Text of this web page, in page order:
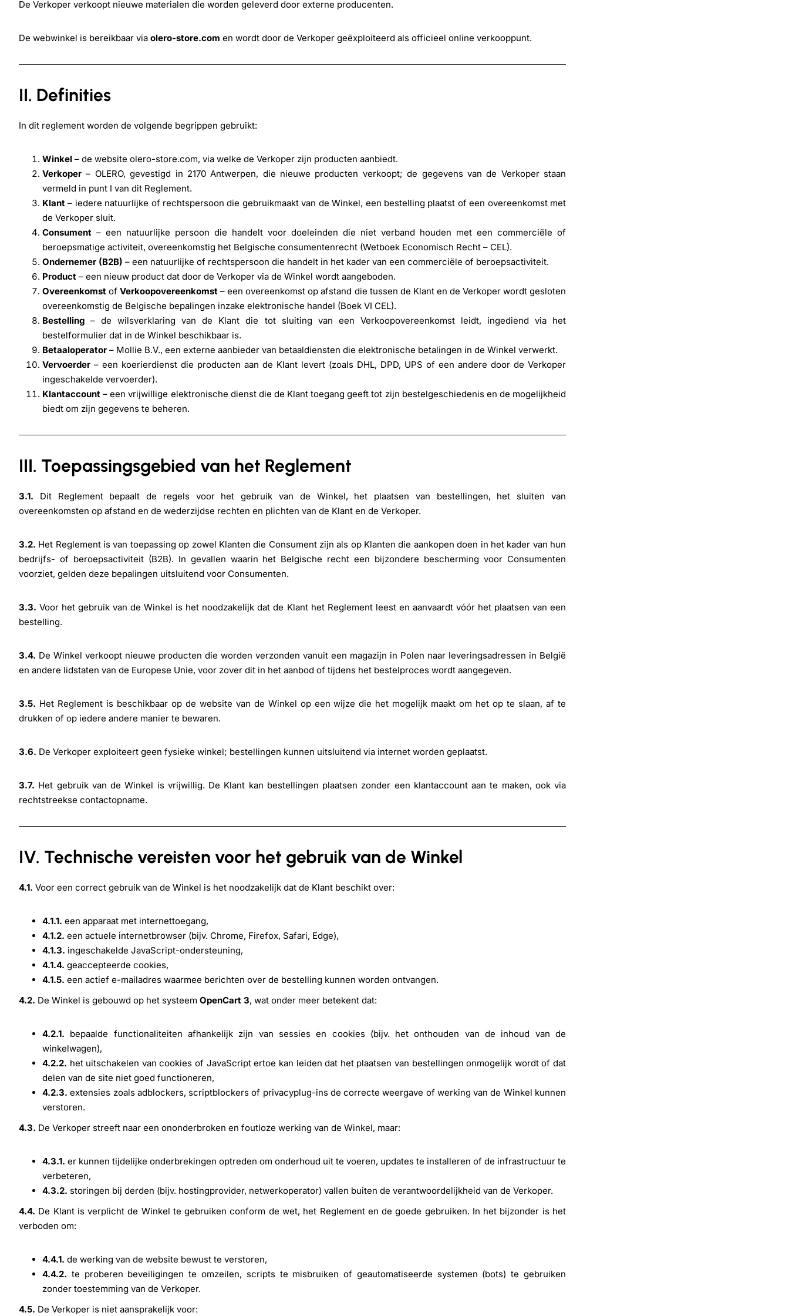
De Verkoper verkoopt nieuwe materialen die worden geleverd door externe producenten.
De webwinkel is bereikbaar via olero-store.com en wordt door de Verkoper geëxploiteerd als officieel online verkooppunt.
II. Definities
In dit reglement worden de volgende begrippen gebruikt:
Winkel – de website olero-store.com, via welke de Verkoper zijn producten aanbiedt.
Verkoper – OLERO, gevestigd in 2170 Antwerpen, die nieuwe producten verkoopt; de gegevens van de Verkoper staan
vermeld in punt I van dit Reglement.
Klant – iedere natuurlijke of rechtspersoon die gebruikmaakt van de Winkel, een bestelling plaatst of een overeenkomst met
de Verkoper sluit.
Consument – een natuurlijke persoon die handelt voor doeleinden die niet verband houden met een commerciële of
beroepsmatige activiteit, overeenkomstig het Belgische consumentenrecht (Wetboek Economisch Recht – CEL).
Ondernemer (B2B) – een natuurlijke of rechtspersoon die handelt in het kader van een commerciële of beroepsactiviteit.
Product – een nieuw product dat door de Verkoper via de Winkel wordt aangeboden.
Overeenkomst ofVerkoopovereenkomst – een overeenkomst op afstand die tussen de Klant en de Verkoper wordt gesloten
overeenkomstig de Belgische bepalingen inzake elektronische handel (Boek VI CEL).
Bestelling – de wilsverklaring van de Klant die tot sluiting van een Verkoopovereenkomst leidt, ingediend via het
bestelformulier dat in de Winkel beschikbaar is.
Betaaloperator – Mollie B.V., een externe aanbieder van betaaldiensten die elektronische betalingen in de Winkel verwerkt.
Vervoerder – een koerierdienst die producten aan de Klant levert (zoals DHL, DPD, UPS of een andere door de Verkoper
ingeschakelde vervoerder).
Klantaccount – een vrijwillige elektronische dienst die de Klant toegang geeft tot zijn bestelgeschiedenis en de mogelijkheid
biedt om zijn gegevens te beheren.
III. Toepassingsgebied van het Reglement
3.1. Dit Reglement bepaalt de regels voor het gebruik van de Winkel, het plaatsen van bestellingen, het sluiten van
overeenkomsten op afstand en de wederzijdse rechten en plichten van de Klant en de Verkoper.
3.2. Het Reglement is van toepassing op zowel Klanten die Consument zijn als op Klanten die aankopen doen in het kader van hun
bedrijfs- of beroepsactiviteit (B2B). In gevallen waarin het Belgische recht een bijzondere bescherming voor Consumenten
voorziet, gelden deze bepalingen uitsluitend voor Consumenten.
3.3. Voor het gebruik van de Winkel is het noodzakelijk dat de Klant het Reglement leest en aanvaardt vóór het plaatsen van een
bestelling.
3.4. De Winkel verkoopt nieuwe producten die worden verzonden vanuit een magazijn in Polen naar leveringsadressen in België
en andere lidstaten van de Europese Unie, voor zover dit in het aanbod of tijdens het bestelproces wordt aangegeven.
3.5. Het Reglement is beschikbaar op de website van de Winkel op een wijze die het mogelijk maakt om het op te slaan, af te
drukken of op iedere andere manier te bewaren.
3.6. De Verkoper exploiteert geen fysieke winkel; bestellingen kunnen uitsluitend via internet worden geplaatst.
3.7. Het gebruik van de Winkel is vrijwillig. De Klant kan bestellingen plaatsen zonder een klantaccount aan te maken, ook via
rechtstreekse contactopname.
IV. Technische vereisten voor het gebruik van de Winkel
4.1. Voor een correct gebruik van de Winkel is het noodzakelijk dat de Klant beschikt over:
4.1.1. een apparaat met internettoegang,
4.1.2. een actuele internetbrowser (bijv. Chrome, Firefox, Safari, Edge),
4.1.3. ingeschakelde JavaScript-ondersteuning,
4.1.4. geaccepteerde cookies,
4.1.5. een actief e-mailadres waarmee berichten over de bestelling kunnen worden ontvangen.
4.2. De Winkel is gebouwd op het systeem OpenCart 3, wat onder meer betekent dat:
4.2.1. bepaalde functionaliteiten afhankelijk zijn van sessies en cookies (bijv. het onthouden van de inhoud van de
winkelwagen),
4.2.2. het uitschakelen van cookies of JavaScript ertoe kan leiden dat het plaatsen van bestellingen onmogelijk wordt of dat
delen van de site niet goed functioneren,
4.2.3. extensies zoals adblockers, scriptblockers of privacyplug-ins de correcte weergave of werking van de Winkel kunnen
verstoren.
4.3. De Verkoper streeft naar een ononderbroken en foutloze werking van de Winkel, maar:
4.3.1. er kunnen tijdelijke onderbrekingen optreden om onderhoud uit te voeren, updates te installeren of de infrastructuur te
verbeteren,
4.3.2. storingen bij derden (bijv. hostingprovider, netwerkoperator) vallen buiten de verantwoordelijkheid van de Verkoper.
4.4. De Klant is verplicht de Winkel te gebruiken conform de wet, het Reglement en de goede gebruiken. In het bijzonder is het
verboden om:
4.4.1. de werking van de website bewust te verstoren,
4.4.2. te proberen beveiligingen te omzeilen, scripts te misbruiken of geautomatiseerde systemen (bots) te gebruiken
zonder toestemming van de Verkoper.
4.5. De Verkoper is niet aansprakelijk voor: